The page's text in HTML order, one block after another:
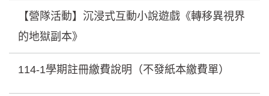
【營隊活動】沉浸式互動小說遊戲《轉移異視界
的地獄副本》
114-1學期註冊繳費說明（不發紙本繳費單）